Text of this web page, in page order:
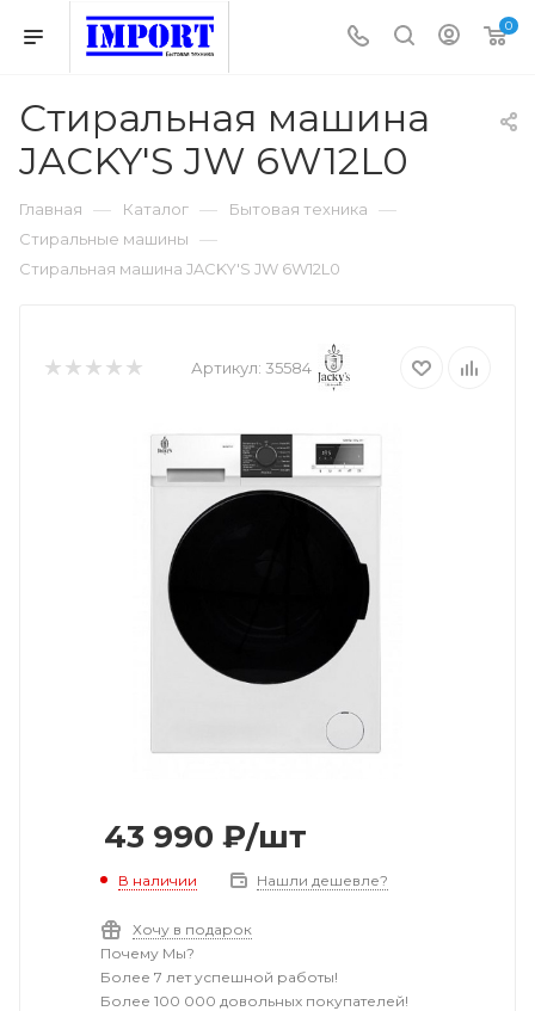
0
Стиральная машина
JACKY'S JW 6W12L0
Главная — Каталог — Бытовая техника —
Стиральные машины —
Стиральная машина JACKY'S JW 6W12L0
Артикул: 35584
43 990 ₽/шт
В наличии Нашли дешевле?
Хочу в подарок
Почему Мы?
Более 7 лет успешной работы!
Более 100 000 довольных покупателей!